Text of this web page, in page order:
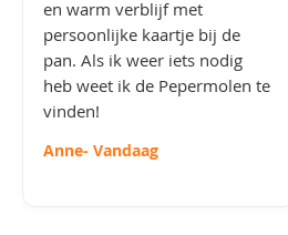
en warm verblijf met
persoonlijke kaartje bij de
pan. Als ik weer iets nodig
heb weet ik de Pepermolen te
vinden!
Anne- Vandaag